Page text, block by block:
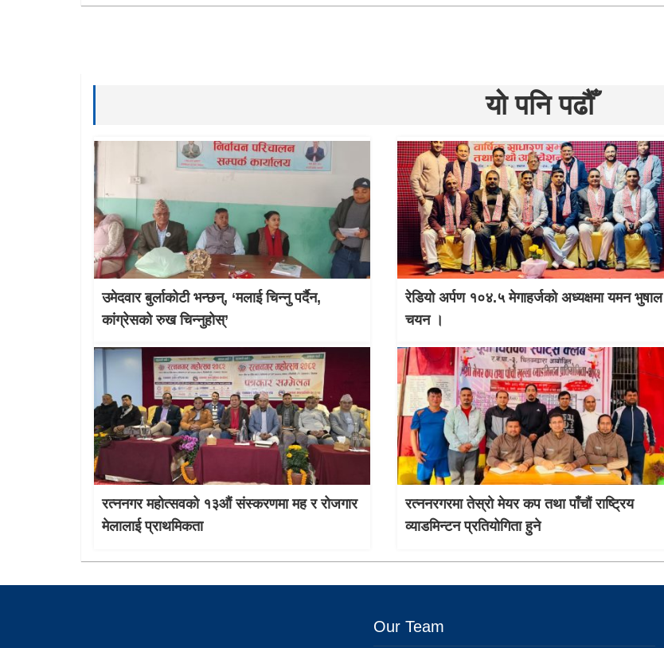
यो पनि पढौँ
उमेदवार बुर्लाकोटी भन्छन्, ‘मलाई चिन्नु पर्दैन,
कांग्रेसको रुख चिन्नुहोस्’
रेडियो अर्पण १०४.५ मेगाहर्जको अध्यक्षमा यमन भुषाल
चयन ।
रत्ननगर महोत्सवको १३औं संस्करणमा मह र रोजगार
मेलालाई प्राथमिकता
रत्ननरगरमा तेस्राे मेयर कप तथा पाँचौं राष्ट्रिय
व्याडमिन्टन प्रतियोगिता हुने
Our Team